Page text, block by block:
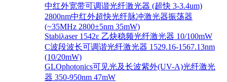
中红外宽带可调谐光纤激光器 (超快 3-3.4um)
2800nm中红外超快光纤脉冲激光器振荡器
(~35MHz 2800±5nm 35mW)
Stabiλaser 1542ε 乙炔稳频光纤激光器 10/100mW
C波段波长可调谐光纤激光器 1529.16-1567.13nm
(10/20mW)
GLOphotonics可见光及长波紫外(UV-A)光纤激光
器 350-950nm 47mW